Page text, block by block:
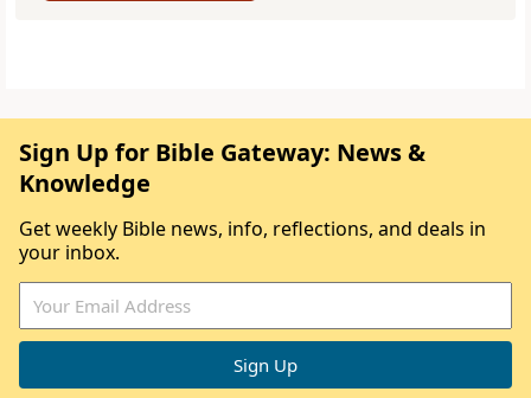
Sign Up for Bible Gateway: News &
Knowledge
Get weekly Bible news, info, reflections, and deals in
your inbox.